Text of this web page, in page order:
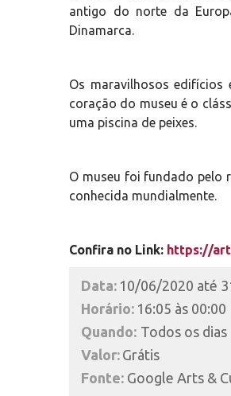
antigo do norte da
Dinamarca.
Os maravilhosos edifícios
coração do museu é o
uma piscina de peixes.
O museu foi fundado pelo
conhecida mundialmente.
Confira no Link: https://
Data: 10/06/2020 até
Horário: 16:05 às 00:00
Quando: Todos os dias
Valor: Grátis
Fonte: Google Arts &